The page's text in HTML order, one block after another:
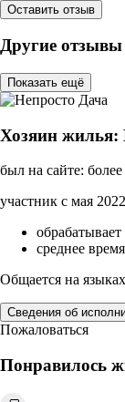
Оставить отзыв
Другие отзывы
Показать ещё
Хозяин жилья:
был на сайте:
участник с мая 2022
обрабатывает
среднее
Общается на
Сведения об
Пожаловаться
Понравилось